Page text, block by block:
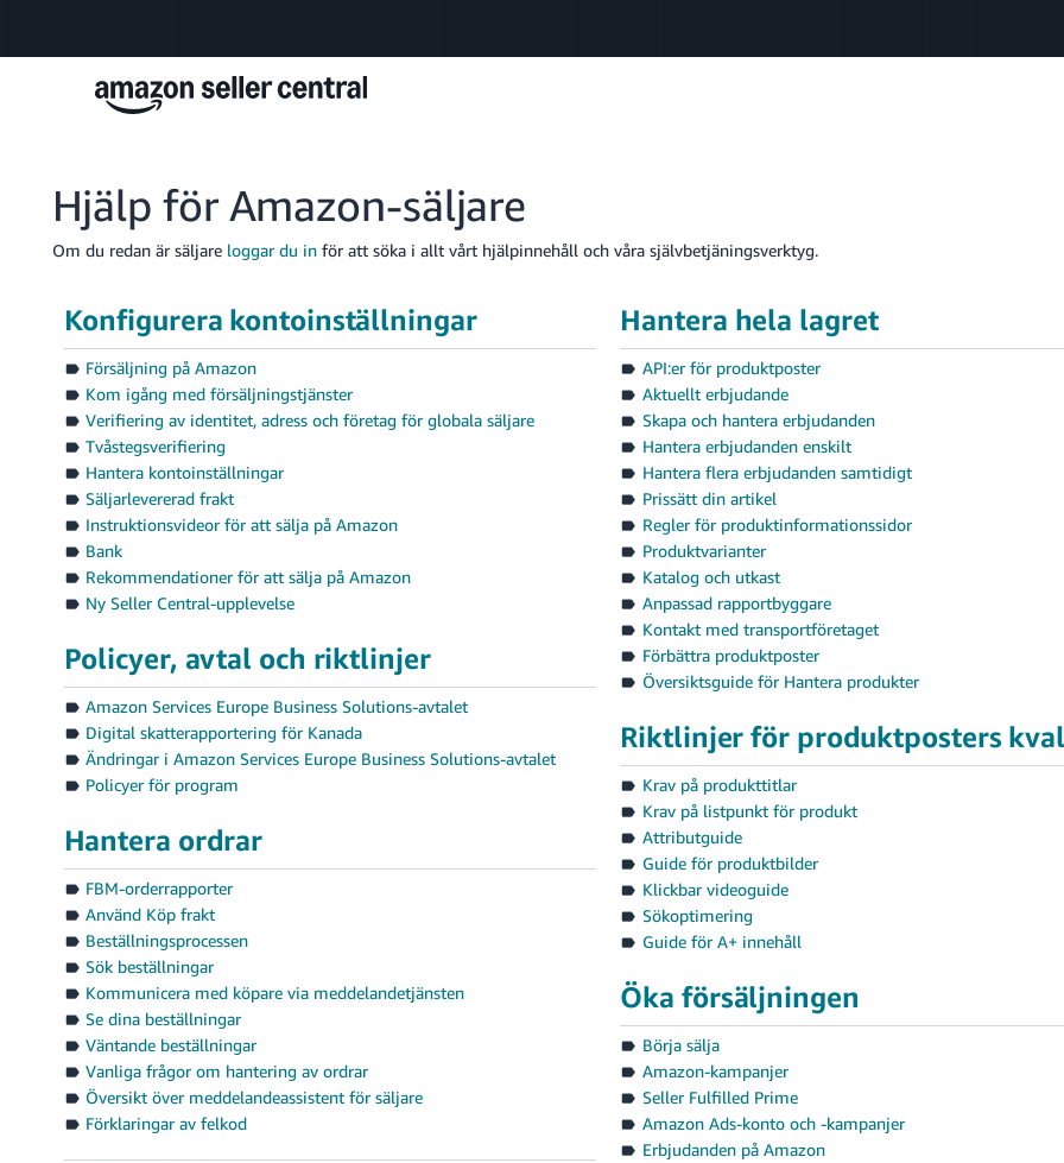
Select your preferred language
Hjälp för Amazon-säljare
Om du redan är säljare loggar du inför att söka i allt vårt hjälpinnehåll och våra självbetjäningsverktyg.
Konfigurera kontoinställningar
Försäljning på Amazon
Kom igång med försäljningstjänster
Verifiering av identitet, adress och företag för globala säljare
Tvåstegsverifiering
Hantera kontoinställningar
Säljarlevererad frakt
Instruktionsvideor för att sälja på Amazon
Bank
Rekommendationer för att sälja på Amazon
Ny Seller Central-upplevelse
Policyer, avtal och riktlinjer
Amazon Services Europe Business Solutions-avtalet
Digital skatterapportering för Kanada
Ändringar i Amazon Services Europe Business Solutions-avtalet
Policyer för program
Hantera ordrar
FBM-orderrapporter
Använd Köp frakt
Beställningsprocessen
Sök beställningar
Kommunicera med köpare via meddelandetjänsten
Se dina beställningar
Väntande beställningar
Vanliga frågor om hantering av ordrar
Översikt över meddelandeassistent för säljare
Förklaringar av felkod
Hantera hela lagret
API:er för produktposter
Aktuellt erbjudande
Skapa och hantera erbjudanden
Hantera erbjudanden enskilt
Hantera flera erbjudanden samtidigt
Prissätt din artikel
Regler för produktinformationssidor
Produktvarianter
Katalog och utkast
Anpassad rapportbyggare
Kontakt med transportföretaget
Förbättra produktposter
Översiktsguide för Hantera produkter
Riktlinjer för produktposters
Krav på produkttitlar
Krav på listpunkt för produkt
Attributguide
Guide för produktbilder
Klickbar videoguide
Sökoptimering
Guide för A+ innehåll
Öka försäljningen
Börja sälja
Amazon-kampanjer
Seller Fulfilled Prime
Amazon Ads-konto och -kampanjer
Erbjudanden på Amazon